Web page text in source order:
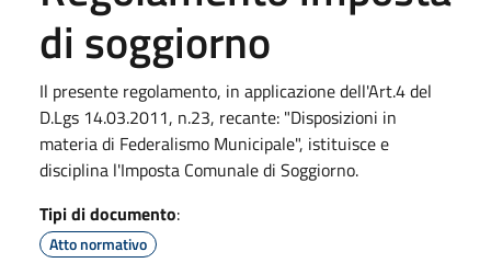
di soggiorno
Il presente regolamento, in applicazione dell'Art.4 del
D.Lgs 14.03.2011, n.23, recante: "Disposizioni in
materia di Federalismo Municipale", istituisce e
disciplina l'Imposta Comunale di Soggiorno.
Tipi di documento:
Atto normativo